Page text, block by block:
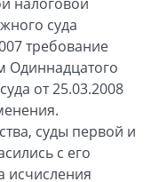
суда
требование
Одиннадцатого
от 25.03.2008
суды первой и
с его
исчисления